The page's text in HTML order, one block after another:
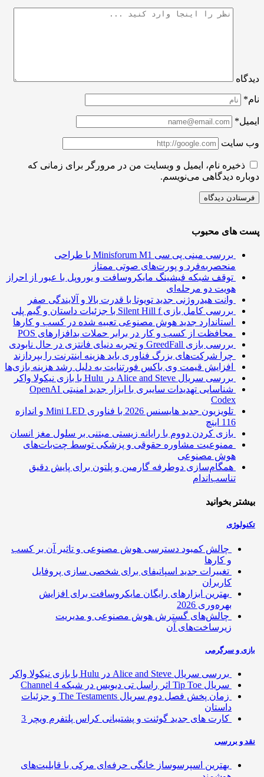
ذخیره نام، ایمیل و وبسایت من در مرورگر برای زمانی که
دیدگاهی می‌نویسم.
های محبوب
بررسی مینی پی ‌سی Minisforum M1 با طراحی
منحصربه‌فرد و پورت‌های صوتی ممتاز
توقف شبکه فیشینگ مایکروسافت و یوروپل با عبور از احراز
هویت دو مرحله‌ای
وانت هیدروژنی جدید تویوتا با قدرت بالا و آلایندگی صفر
بررسی کامل بازی Silent Hill f با جزئیات داستان و گیم پلی
استاندارد جدید هوش مصنوعی تعبیه شده در کسب و کارها
محافظت از کسب و کار در برابر حملات بدافزارهای POS
بررسی بازی GreedFall و تجربه دنیای فانتزی در حال نابودی
چرا شرکت‌های بزرگ فناوری باید هزینه اینترنت را بپردازند
افزایش قیمت وی باکس فورتنایت به دلیل رشد هزینه بازی‌ها
بررسی سریال Alice and Steve در Hulu با بازی نیکولا واکر
شناسایی تهدیدات سایبری با ابزار جدید امنیتی OpenAI
Codex
تلویزیون جدید هایسنس 2026 با فناوری Mini LED و اندازه
بازی کردن دووم با رایانه زیستی مبتنی بر سلول مغز انسان
ممنوعیت مشاوره حقوقی و پزشکی توسط چت‌بات‌های
هوش مصنوعی
همگام‌سازی دوطرفه گارمین و پلتون برای پایش دقیق
تناسب‌اندام
بخوانید
چالش کمبود دسترسی هوش مصنوعی و تاثیر آن بر کسب
و کارها
تغییرات جدید اسپاتیفای برای شخصی سازی پروفایل
کاربران
بهترین ابزارهای رایگان مایکروسافت برای افزایش
بهره‌وری 2026
چالش‌های گسترش هوش مصنوعی و مدیریت
زیرساخت‌های آن
و سرگرمی
بررسی سریال Alice and Steve در Hulu با بازی نیکولا واکر
سریال Tip Toe اثر راسل تی دیویس در شبکه Channel 4
زمان پخش فصل دوم سریال The Testaments و جزئیات
داستان
کارت های جدید گوئنت و پشتیبانی کراس پلتفرم ویچر 3
و بررسی
بهترین اسپرسوساز خانگی حرفه‌ای مرکی با قابلیت‌های